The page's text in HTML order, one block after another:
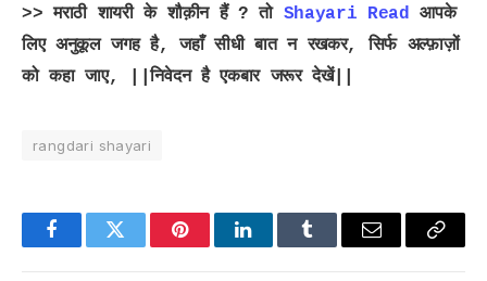
>> मराठी शायरी के शौक़ीन हैं ? तो Shayari Read
आपके
लिए अनुकूल जगह है, जहाँ सीधी बात न रखकर, सिर्फ अल्फ़ाज़ों
को कहा जाए, ||निवेदन है एकबार जरूर देखें||
rangdari shayari
FacebookTwitter PinterestLinkedInTumblr Email
Copy